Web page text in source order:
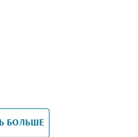
БОЛЬШЕ